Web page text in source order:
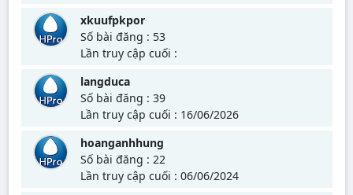
xkuufpkpor
Số bài đăng : 53
Lần truy cập cuối :
langduca
Số bài đăng : 39
Lần truy cập cuối : 16/06/2026
hoanganhhung
Số bài đăng : 22
Lần truy cập cuối : 06/06/2024